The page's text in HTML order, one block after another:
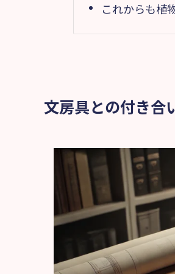
これからも植
文房具との付き合